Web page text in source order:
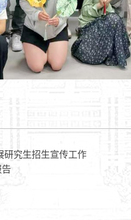
究生招生宣传工作
告